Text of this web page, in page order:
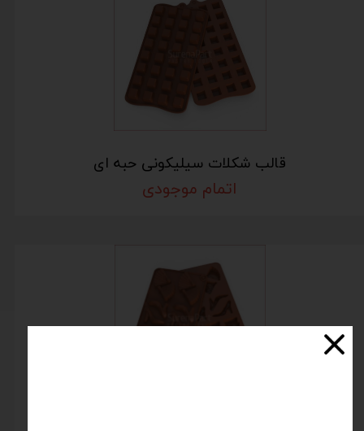
قالب شکلات سیلیکونی حبه ای
اتمام موجودی